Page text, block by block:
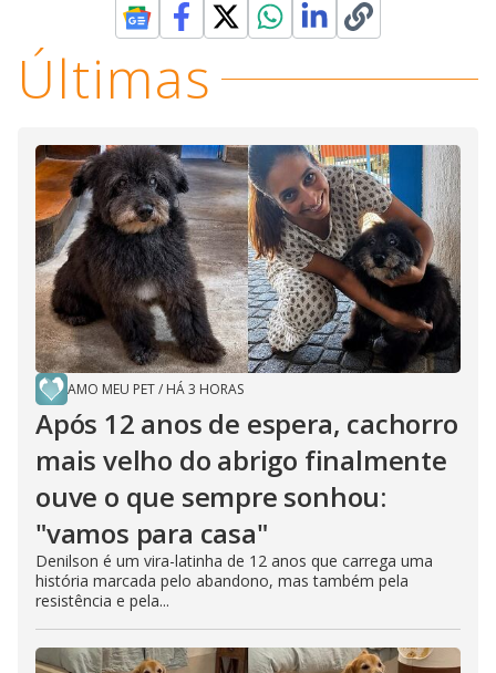
Últimas
AMO MEU PET/ HÁ 3 HORAS
Após 12 anos de espera, cachorro
mais velho do abrigo finalmente
ouve o que sempre sonhou:
"vamos para casa"
Denilson é um vira-latinha de 12 anos que carrega uma
história marcada pelo abandono, mas também pela
resistência e pela...